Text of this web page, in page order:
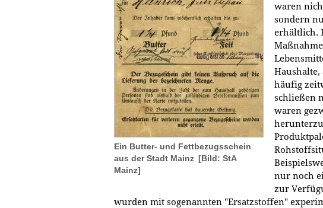
Ein Butter- und Fettbezugsschein
aus der Stadt Mainz [Bild: StA
Mainz]
waren
sondern
erhältlich.
Haushalte,
häufig
schließen
waren
nur noch
zur
wurden mit sogenannten "Ersatzstoffen"